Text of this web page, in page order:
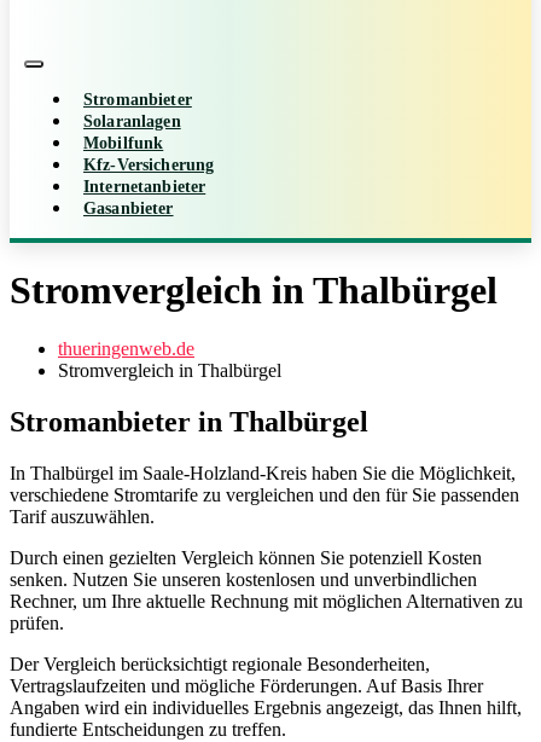
Stromanbieter
Solaranlagen
Mobilfunk
Kfz-Versicherung
Internetanbieter
Gasanbieter
Stromvergleich in Thalbürgel
thueringenweb.de
Stromvergleich in Thalbürgel
Stromanbieter in Thalbürgel
In Thalbürgel im Saale-Holzland-Kreis haben Sie die Möglichkeit,
verschiedene Stromtarife zu vergleichen und den für Sie passenden
Tarif auszuwählen.
Durch einen gezielten Vergleich können Sie potenziell Kosten
senken. Nutzen Sie unseren kostenlosen und unverbindlichen
Rechner, um Ihre aktuelle Rechnung mit möglichen Alternativen zu
prüfen.
Der Vergleich berücksichtigt regionale Besonderheiten,
Vertragslaufzeiten und mögliche Förderungen. Auf Basis Ihrer
Angaben wird ein individuelles Ergebnis angezeigt, das Ihnen hilft,
fundierte Entscheidungen zu treffen.